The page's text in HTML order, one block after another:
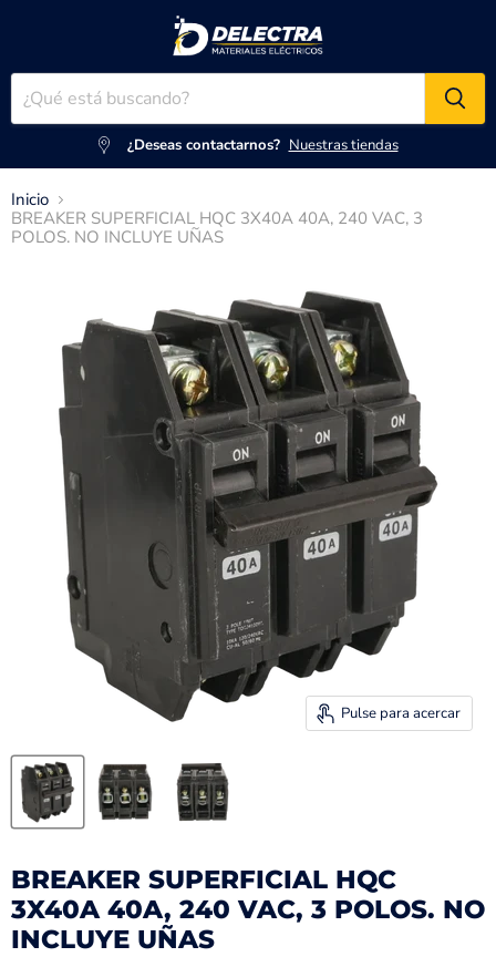
¿Deseas contactarnos? Nuestras tiendas
Inicio
BREAKER SUPERFICIAL HQC 3X40A 40A, 240 VAC, 3
POLOS. NO INCLUYE UÑAS
Pulse para acercar
BREAKER SUPERFICIAL HQC
3X40A 40A, 240 VAC, 3 POLOS. NO
INCLUYE UÑAS